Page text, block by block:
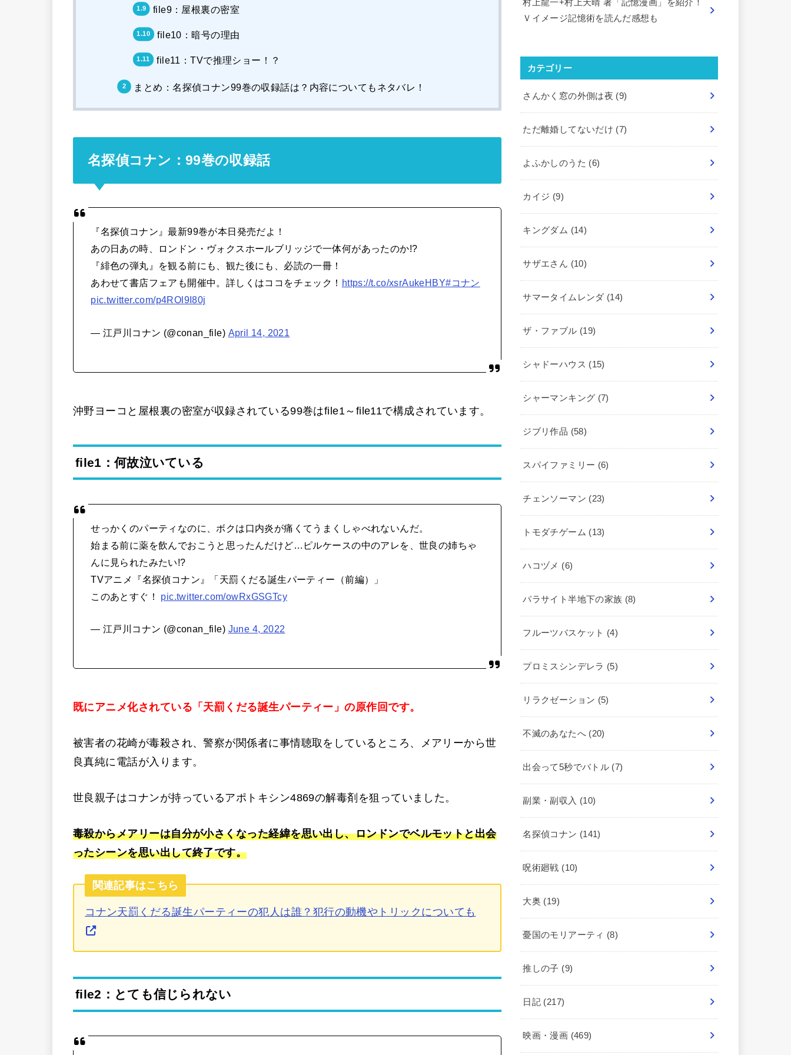
file9：屋根裏の密室
file10：暗号の理由
file11：TVで推理ショー！？
まとめ：名探偵コナン99巻の収録話は？内容についてもネタバレ！
名探偵コナン：99巻の収録話
『名探偵コナン』最新99巻が本日発売だよ！
あの日あの時、ロンドン・ヴォクスホールブリッジで一体何があったのか!?
『緋色の弾丸』を観る前にも、観た後にも、必読の一冊！
あわせて書店フェアも開催中。詳しくはココをチェック！ https://t.co/xsrAukeHBY#コナン
pic.twitter.com/p4ROl9I80j
— 江戸川コナン (@conan_file) April 14, 2021
沖野ヨーコと屋根裏の密室が収録されている99巻はfile1～file11で構成されています。
file1：何故泣いている
せっかくのパーティなのに、ボクは口内炎が痛くてうまくしゃべれないんだ。
始まる前に薬を飲んでおこうと思ったんだけど…ピルケースの中のアレを、世良の姉ちゃ
んに見られたみたい!?
TVアニメ『名探偵コナン』「天罰くだる誕生パーティー（前編）」
このあとすぐ！ pic.twitter.com/owRxGSGTcy
— 江戸川コナン (@conan_file) June 4, 2022
既にアニメ化されている「天罰くだる誕生パーティー」の原作回です。
被害者の花崎が毒殺され、警察が関係者に事情聴取をしているところ、メアリーから世
良真純に電話が入ります。
世良親子はコナンが持っているアポトキシン4869の解毒剤を狙っていました。
毒殺からメアリーは自分が小さくなった経緯を思い出し、ロンドンでベルモットと出会
ったシーンを思い出して終了です。
関連記事はこちら
コナン天罰くだる誕生パーティーの犯人は誰？犯行の動機やトリックについても
file2：とても信じられない
村上龍一+村上天晴 著「記憶漫画」を紹介！
Ｖイメージ記憶術を読んだ感想も
カテゴリー
さんかく窓の外側は夜 (9)
ただ離婚してないだけ (7)
よふかしのうた (6)
カイジ (9)
キングダム (14)
サザエさん (10)
サマータイムレンダ (14)
ザ・ファブル (19)
シャドーハウス (15)
シャーマンキング (7)
ジブリ作品 (58)
スパイファミリー (6)
チェンソーマン (23)
トモダチゲーム (13)
ハコヅメ (6)
パラサイト半地下の家族 (8)
フルーツバスケット (4)
プロミスシンデレラ (5)
リラクゼーション (5)
不滅のあなたへ (20)
出会って5秒でバトル (7)
副業・副収入 (10)
名探偵コナン (141)
呪術廻戦 (10)
大奥 (19)
憂国のモリアーティ (8)
推しの子 (9)
日記 (217)
映画・漫画 (469)